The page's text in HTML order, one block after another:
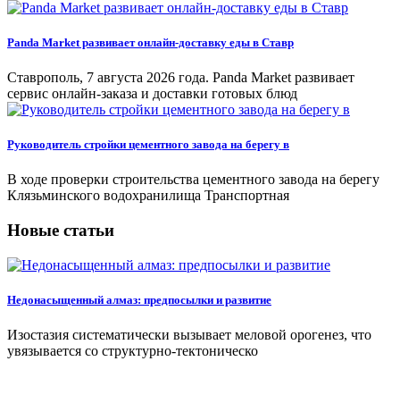
Panda Market развивает онлайн-доставку еды в Ставр
Ставрополь, 7 августа 2026 года. Panda Market развивает
сервис онлайн-заказа и доставки готовых блюд
Руководитель стройки цементного завода на берегу в
В ходе проверки строительства цементного завода на берегу
Клязьминского водохранилища Транспортная
Новые статьи
Недонасыщенный алмаз: предпосылки и развитие
Изостазия систематически вызывает меловой орогенез, что
увязывается со структурно-тектоническо